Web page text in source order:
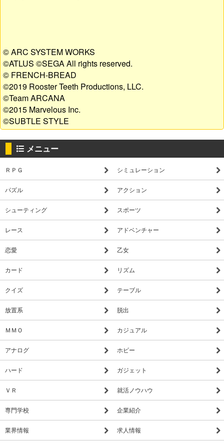
© ARC SYSTEM WORKS
©ATLUS ©SEGA All rights reserved.
© FRENCH-BREAD
©2019 Rooster Teeth Productions, LLC.
©Team ARCANA
©2015 Marvelous Inc.
©SUBTLE STYLE
メニュー
ＲＰＧ シミュレーション
パズル アクション
シューティング スポーツ
レース アドベンチャー
恋愛 乙女
カード リズム
クイズ テーブル
放置系 脱出
ＭＭＯ カジュアル
アナログ ホビー
ハード ガジェット
ＶＲ 就活ノウハウ
専門学校 企業紹介
業界情報 求人情報